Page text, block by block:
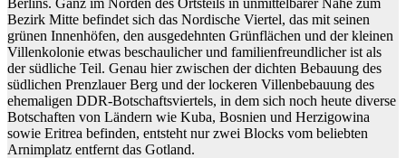
Bezirk Mitte befindet sich das Nordische Viertel, das mit seinen
grünen Innenhöfen, den ausgedehnten Grünflächen und der kleinen
Villenkolonie etwas beschaulicher und familienfreundlicher ist als
der südliche Teil. Genau hier zwischen der dichten Bebauung des
südlichen Prenzlauer Berg und der lockeren Villenbebauung des
ehemaligen DDR-Botschaftsviertels, in dem sich noch heute diverse
Botschaften von Ländern wie Kuba, Bosnien und Herzigowina
sowie Eritrea befinden, entsteht nur zwei Blocks vom beliebten
Arnimplatz entfernt das Gotland.